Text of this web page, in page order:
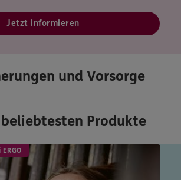
Jetzt informieren
und Vorsorge
beliebtesten Produkte